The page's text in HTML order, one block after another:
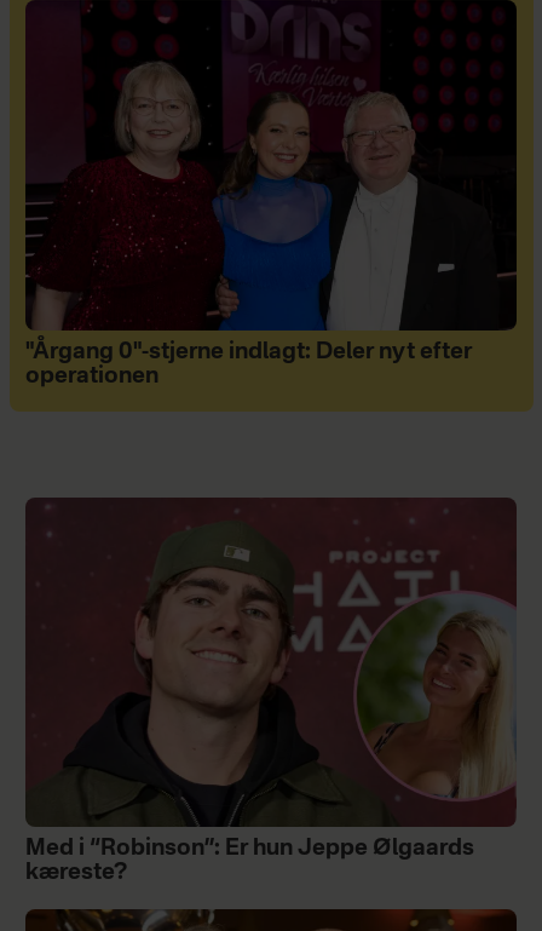
"Årgang 0"-stjerne indlagt: Deler nyt efter
operationen
Med i “Robinson”: Er hun Jeppe Ølgaards
kæreste?